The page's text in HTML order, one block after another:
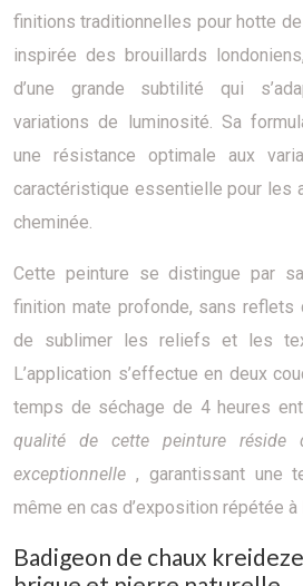
finitions traditionnelles pour hotte
inspirée des brouillards
d’une grande subtilité qui
variations de luminosité. Sa
une résistance optimale aux
caractéristique essentielle pour les
cheminée.
Cette peinture se distingue par
finition mate profonde, sans reflets
de sublimer les reliefs et les
L’application s’effectue en deux
temps de séchage de 4 heures
qualité de cette peinture réside
exceptionnelle , garantissant une
même en cas d’exposition répétée à
Badigeon de chaux